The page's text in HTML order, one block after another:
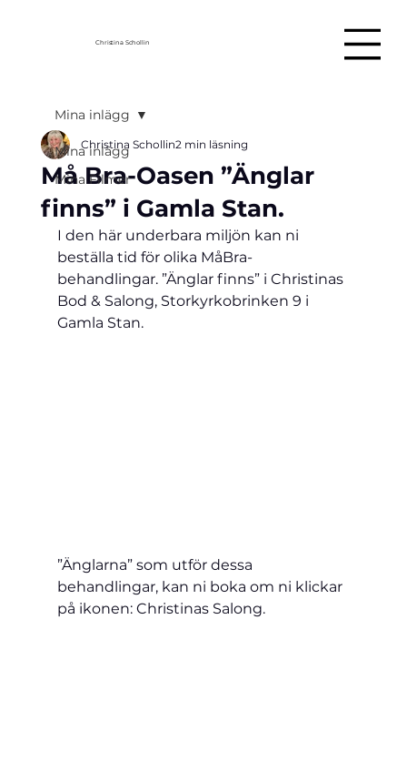
Christina Schollin
Mina inlägg
Mina Filmer
Mina inlägg
Må Bra-Oasen ”Änglar
finns” i Gamla Stan.
Christina Schollin2 min läsning
I den här underbara miljön kan ni
beställa tid för olika MåBra-
behandlingar. ”Änglar finns” i Christinas
Bod & Salong, Storkyrkobrinken 9 i
Gamla Stan.
”Änglarna” som utför dessa
behandlingar, kan ni boka om ni klickar
på ikonen: Christinas Salong.